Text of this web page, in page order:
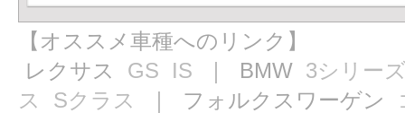
【オススメ車種へのリンク】
レクサス GS IS ｜ BMW 3シリー
ス
Sクラス ｜ フォルクスワーゲン